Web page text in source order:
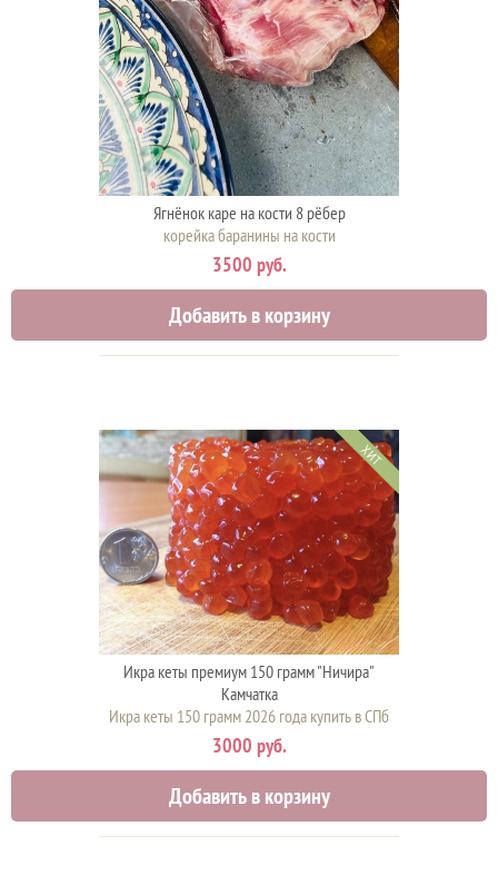
Ягнёнок каре на кости 8 рёбер
корейка баранины на кости
3500 руб.
Добавить в корзину
ХИТ
Икра кеты премиум 150 грамм "Ничира"
Камчатка
Икра кеты 150 грамм 2026 года купить в СПб
3000 руб.
Добавить в корзину